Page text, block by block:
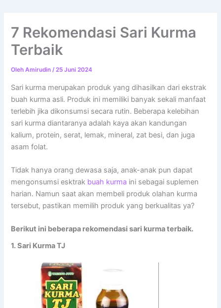
7 Rekomendasi Sari Kurma
Terbaik
OlehAmirudin/25 Juni 2024
Sari kurma merupakan produk yang dihasilkan dari ekstrak
buah kurma asli. Produk ini memiliki banyak sekali manfaat
terlebih jika dikonsumsi secara rutin. Beberapa kelebihan
sari kurma diantaranya adalah kaya akan kandungan
kalium, protein, serat, lemak, mineral, zat besi, dan juga
asam folat.
Tidak hanya orang dewasa saja, anak-anak pun dapat
mengonsumsi esktrak buah kurma ini sebagai suplemen
harian. Namun saat akan membeli produk olahan kurma
tersebut, pastikan memilih produk yang berkualitas ya?
Berikut ini beberapa rekomendasi sari kurma terbaik.
1. Sari Kurma TJ